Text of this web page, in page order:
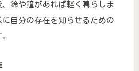
鈴や鐘があれば軽く鳴らしま
に自分の存在を知らせるための